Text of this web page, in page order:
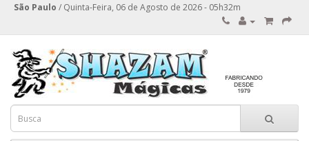
São Paulo / Quinta-Feira, 06 de Agosto de 2026 - 05h32m